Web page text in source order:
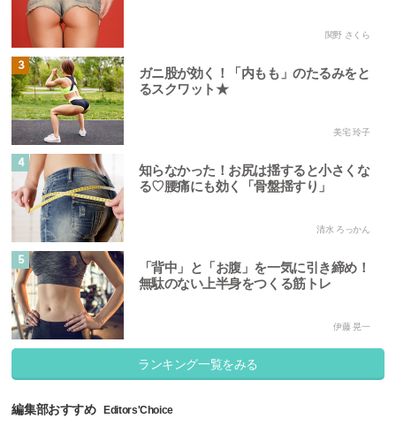
関野 さくら
3
ガニ股が効く！「内もも」のたるみをと
るスクワット★
美宅 玲子
4
知らなかった！お尻は揺すると小さくな
る♡腰痛にも効く「骨盤揺すり」
清水 ろっかん
5
「背中」と「お腹」を一気に引き締め！
無駄のない上半身をつくる筋トレ
伊藤 晃一
ランキング一覧をみる
編集部おすすめ Editors'Choice